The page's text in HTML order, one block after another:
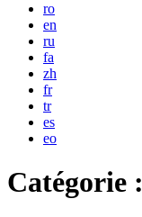
ro
en
ru
fa
zh
fr
tr
es
eo
Catégorie :